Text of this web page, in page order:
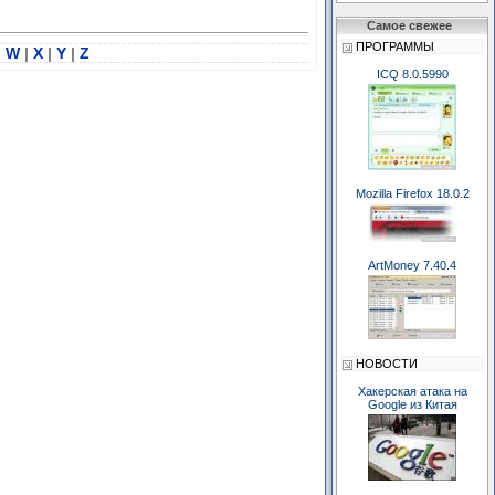
W | X | Y | Z
Самое свежее
ПРОГРАММЫ
ICQ 8.0.5990
Mozilla Firefox 18.0.2
ArtMoney 7.40.4
НОВОСТИ
Хакерская атака на
Google из Китая